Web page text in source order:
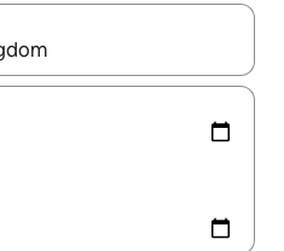
kan du navigera med upp- och